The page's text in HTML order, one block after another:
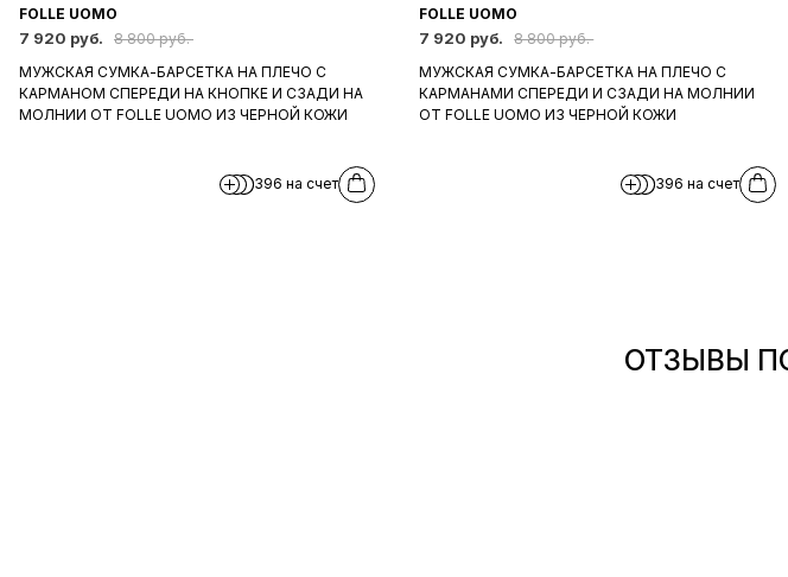
FOLLE UOMO
7 920 руб.
8 800 руб.
МУЖСКАЯ СУМКА-БАРСЕТКА НА ПЛЕЧО С
КАРМАНОМ СПЕРЕДИ НА КНОПКЕ И СЗАДИ НА
МОЛНИИ ОТ FOLLE UOMO ИЗ ЧЕРНОЙ КОЖИ
396 на счет
FOLLE UOMO
7 920 руб.
8 800 руб.
МУЖСКАЯ СУМКА-БАРСЕТКА НА ПЛЕЧО С
КАРМАНАМИ СПЕРЕДИ И СЗАДИ НА МОЛНИИ
ОТ FOLLE UOMO ИЗ ЧЕРНОЙ КОЖИ
396 на счет
ОТЗЫВЫ